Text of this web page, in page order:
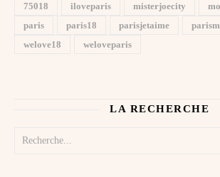
75018 iloveparis misterjoecity
paris
paris18 parisjetaime
welove18
weloveparis
LA RECHERCHE